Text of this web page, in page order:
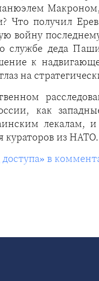
Что получил
войну
службе деда
к
на
как
лекалам,
кураторов из НАТО.
в